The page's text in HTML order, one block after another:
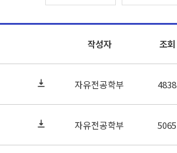
작성자 조회
자유전공학부 4838
자유전공학부 5065